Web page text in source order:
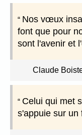
Nos vœux
font que pour
sont l'avenir et
Claude
Celui qui met
s'appuie sur un